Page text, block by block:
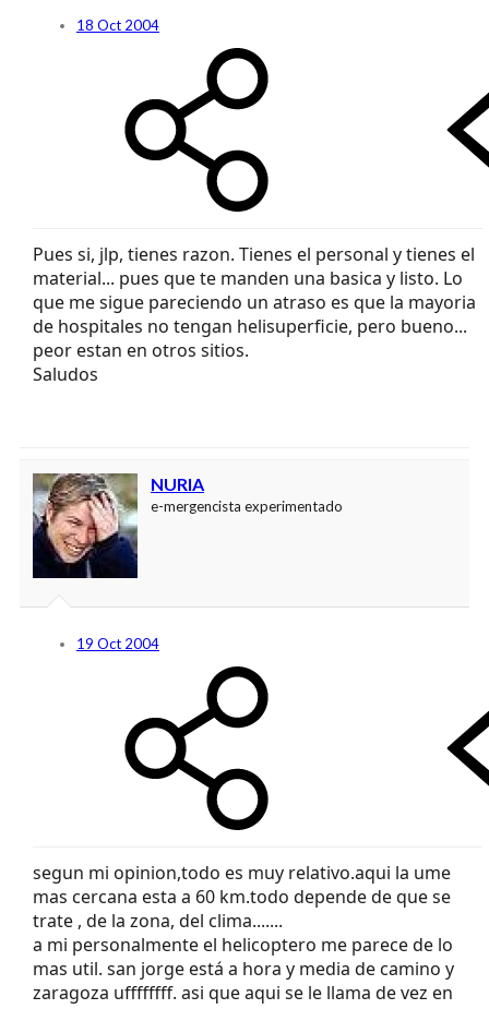
18 Oct 2004
Pues si, jlp, tienes razon. Tienes el personal y tienes el
material... pues que te manden una basica y listo. Lo
que me sigue pareciendo un atraso es que la mayoria
de hospitales no tengan helisuperficie, pero bueno...
peor estan en otros sitios.
Saludos
NURIA
e-mergencista experimentado
19 Oct 2004
segun mi opinion,todo es muy relativo.aqui la ume
mas cercana esta a 60 km.todo depende de que se
trate , de la zona, del clima.......
a mi personalmente el helicoptero me parece de lo
mas util. san jorge está a hora y media de camino y
zaragoza uffffffff. asi que aqui se le llama de vez en